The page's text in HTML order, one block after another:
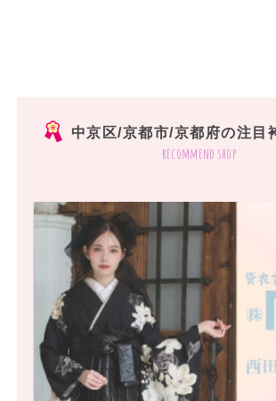
中京区/京都市/京都府の注目
recommend shop